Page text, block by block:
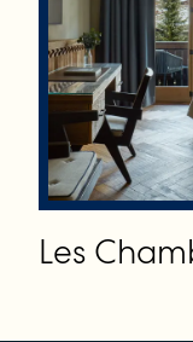
Les